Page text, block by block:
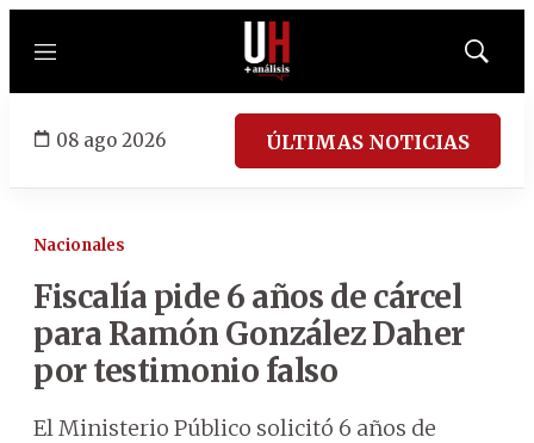
Menú
Mostrar
08 ago 2026 ÚLTIMAS NOTICIAS
Nacionales
Fiscalía pide 6 años de cárcel
para Ramón González Daher
por testimonio falso
El Ministerio Público solicitó 6 años de